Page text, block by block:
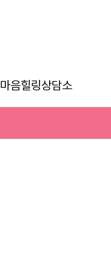
마음힐링상담소